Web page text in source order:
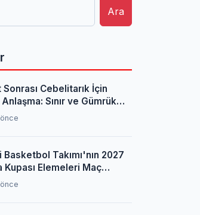
Ara
Cebelitarık İçin
Sınır ve Gümrük
Çözüldü
önce
Basketbol Takımı'nın 2027
Kupası Elemeleri Maç
Açıklandı
önce